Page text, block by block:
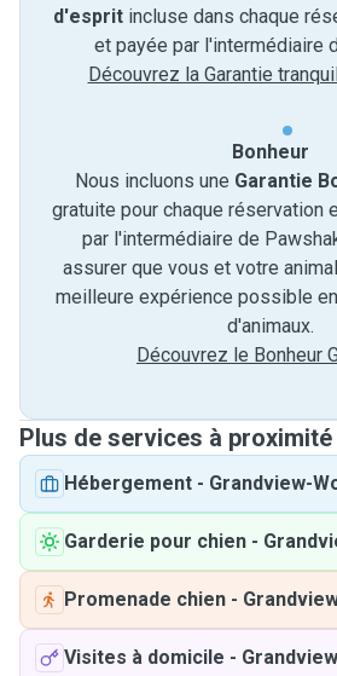
d'esprit incluse dans chaque
et payée par l'intermédiaire
Découvrez la Garantie
Bonheur
Nous incluons une Garantie
gratuite pour chaque réservation
par l'intermédiaire de
assurer que vous et votre
meilleure expérience possible
d'animaux.
Découvrez le Bonheur
Plus de services à proximité
Hébergement - Grandview-
Garderie pour chien -
Promenade chien -
Visites à domicile -